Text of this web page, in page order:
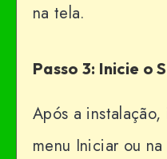
na tela.
Passo 3: Inicie o
Após a
menu Iniciar ou